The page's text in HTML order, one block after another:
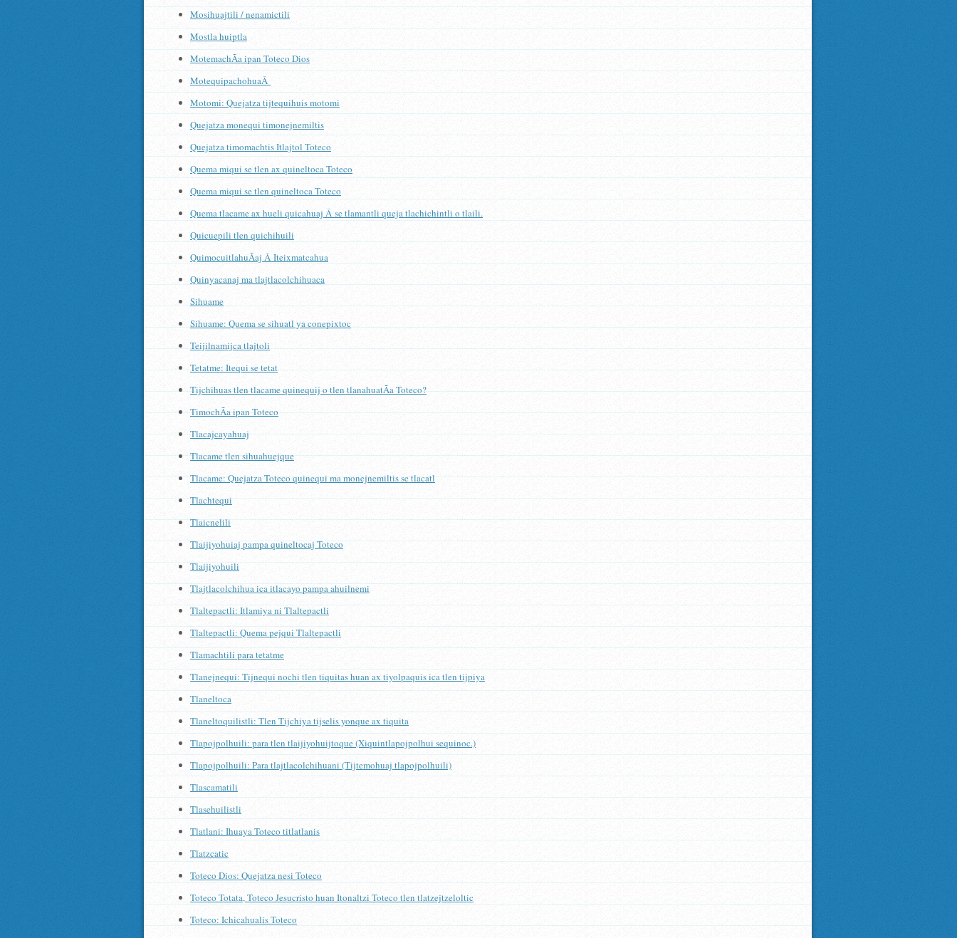
Mosihuajtili / nenamictili
Mostla huiptla
MotemachÃ­a ipan Toteco Dios
MotequipachohuaÂ
Motomi: Quejatza tijtequihuis motomi
Quejatza monequi timonejnemiltis
Quejatza timomachtis Itlajtol Toteco
Quema miqui se tlen ax quineltoca Toteco
Quema miqui se tlen quineltoca Toteco
Quema tlacame ax hueli quicahuaj Â se tlamantli queja tlachichintli o tlaili.
Quicuepili tlen quichihuili
QuimocuitlahuÃ­aj Â Iteixmatcahua
Quinyacanaj ma tlajtlacolchihuaca
Sihuame
Sihuame: Quema se sihuatl ya conepixtoc
Teijilnamijca tlajtoli
Tetatme: Itequi se tetat
Tijchihuas tlen tlacame quinequij o tlen tlanahuatÃ­a Toteco?
TimochÃ­a ipan Toteco
Tlacajcayahuaj
Tlacame tlen sihuahuejque
Tlacame: Quejatza Toteco quinequi ma monejnemiltis se tlacatl
Tlachtequi
Tlaicnelili
Tlaijiyohuiaj pampa quineltocaj Toteco
Tlaijiyohuili
Tlajtlacolchihua ica itlacayo pampa ahuilnemi
Tlaltepactli: Itlamiya ni Tlaltepactli
Tlaltepactli: Quema pejqui Tlaltepactli
Tlamachtili para tetatme
Tlanejnequi: Tijnequi nochi tlen tiquitas huan ax tiyolpaquis ica tlen tijpiya
Tlaneltoca
Tlaneltoquilistli: Tlen Tijchiya tijselis yonque ax tiquita
Tlapojpolhuili: para tlen tlaijiyohuijtoque (Xiquintlapojpolhui sequinoc.)
Tlapojpolhuili: Para tlajtlacolchihuani (Tijtemohuaj tlapojpolhuili)
Tlascamatili
Tlasehuilistli
Tlatlani: Ihuaya Toteco titlatlanis
Tlatzcatic
Toteco Dios: Quejatza nesi Toteco
Toteco Totata, Toteco Jesucristo huan Itonaltzi Toteco tlen tlatzejtzeloltic
Toteco: Ichicahualis Toteco